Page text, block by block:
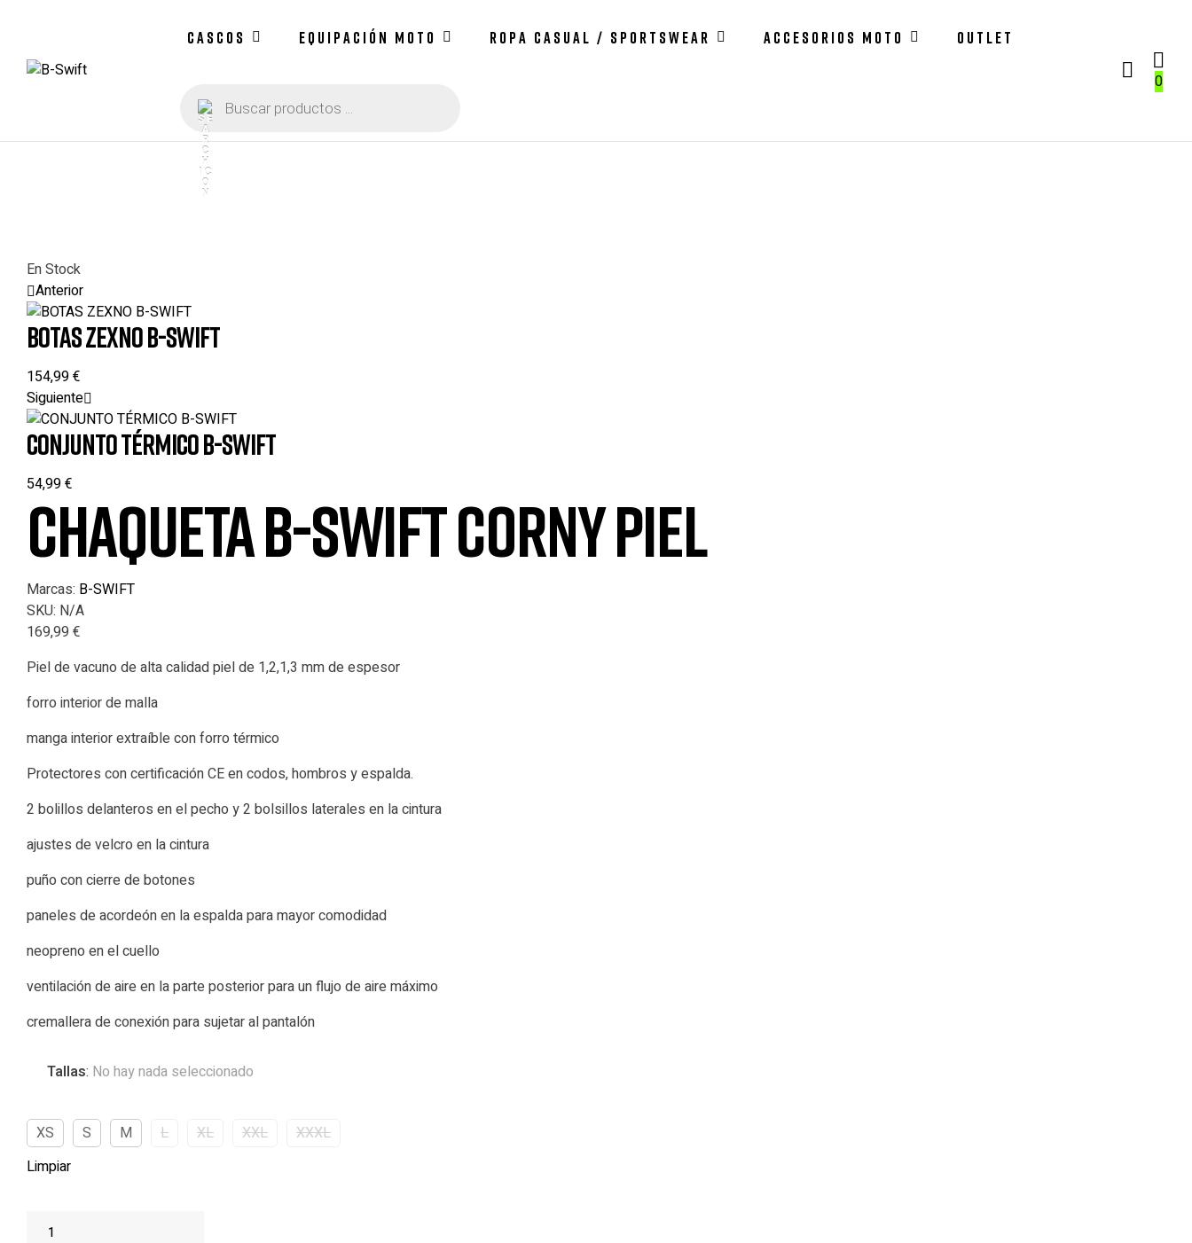
Swift
CASCOS EQUIPACIÓN MOTO ROPA CASUAL / SPORTSWEAR ACCESORIOS MOTO OUTLET
productos
0
En Stock
Anterior
BOTAS ZEXNO B-SWIFT
154,99€
Siguiente
CONJUNTO TÉRMICO B-SWIFT
54,99€
CHAQUETA B-SWIFT CORNY PIEL
Marcas: B-SWIFT
SKU: N/A
169,99 €
Piel de vacuno de alta calidad piel de 1,2,1,3 mm de espesor
forro interior de malla
manga interior extraíble con forro térmico
Protectores con certificación CE en codos, hombros y espalda.
2 bolillos delanteros en el pecho y 2 bolsillos laterales en la cintura
ajustes de velcro en la cintura
puño con cierre de botones
paneles de acordeón en la espalda para mayor comodidad
neopreno en el cuello
ventilación de aire en la parte posterior para un flujo de aire máximo
cremallera de conexión para sujetar al pantalón
Tallas: No hay nada seleccionado
XS S M L XL XXL
XXXL
Limpiar
CHAQUETA